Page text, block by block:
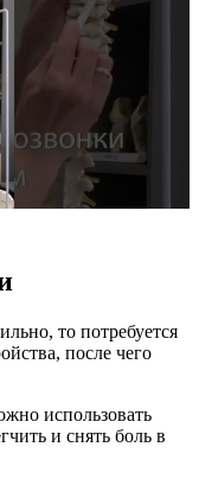
то потребуется
после чего
использовать
и снять боль в